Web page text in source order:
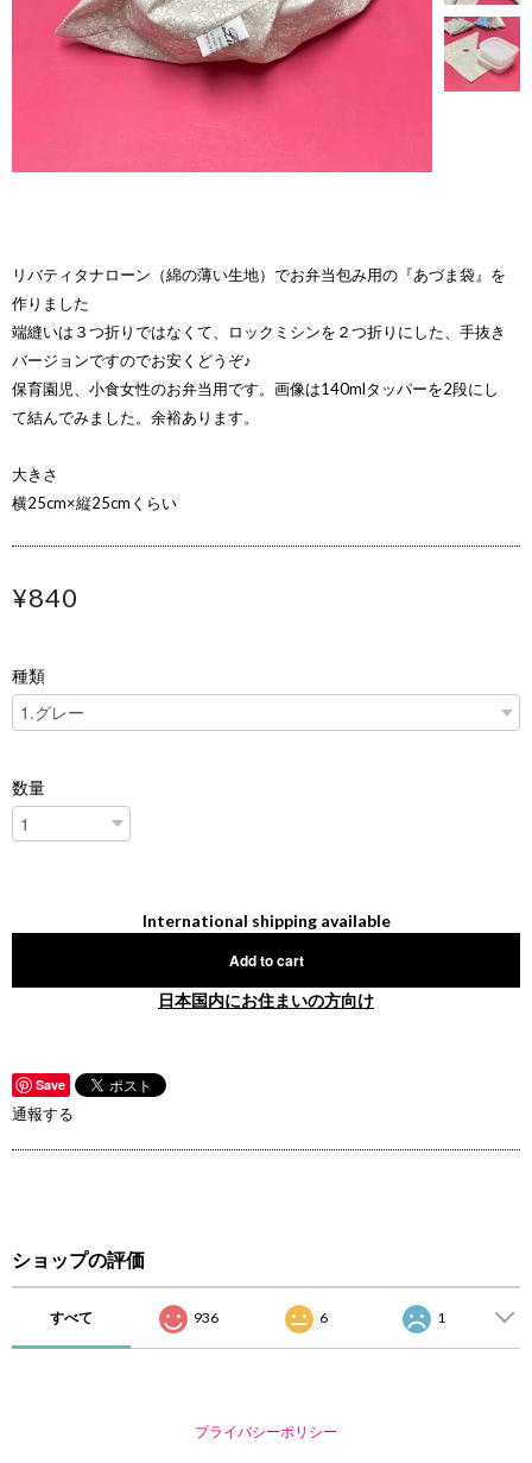
リバティタナローン（綿の薄い生地）でお弁当包み用の『あづま袋』を
作りました
端縫いは３つ折りではなくて、ロックミシンを２つ折りにした、手抜き
バージョンですのでお安くどうぞ♪
保育園児、小食女性のお弁当用です。画像は140mlタッパーを2段にし
て結んでみました。余裕あります。
大きさ
横25cm×縦25cmくらい
¥840
種類
数量
International shipping available
Add to cart
日本国内にお住まいの方向け
Save
通報する
ショップの評価
すべて 936 6 1
プライバシーポリシー